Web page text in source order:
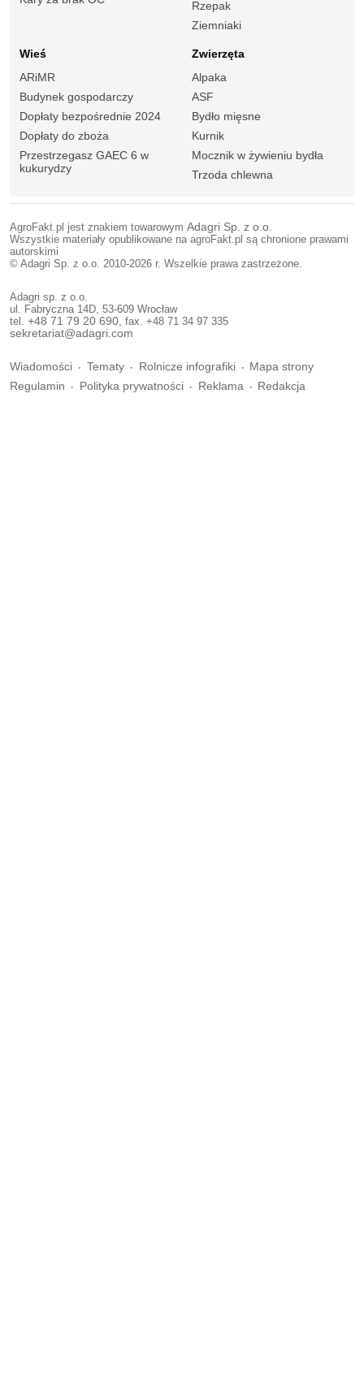
Rzepak
Ziemniaki
Wieś
ARiMR
Budynek gospodarczy
Dopłaty bezpośrednie 2024
Dopłaty do zboża
Przestrzegasz GAEC 6 w
kukurydzy
Zwierzęta
Alpaka
ASF
Bydło mięsne
Kurnik
Mocznik w żywieniu bydła
Trzoda chlewna
AgroFakt.pl jest znakiem towarowym Adagri Sp. z o.o.
Wszystkie materiały opublikowane na agroFakt.pl są chronione prawami
autorskimi
© Adagri Sp. z o.o. 2010-2026 r. Wszelkie prawa zastrzeżone.
Adagri sp. z o.o.
ul. Fabryczna 14D, 53-609 Wrocław
tel. +48 71 79 20 690 , fax. +48 71 34 97 335
sekretariat@adagri.com
Wiadomości Tematy Rolnicze infografiki
Mapa strony
Regulamin
Polityka prywatności Reklama Redakcja